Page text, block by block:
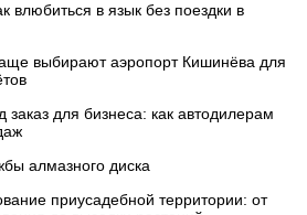
влюбиться в язык без поездки в
выбирают аэропорт Кишинёва для
для бизнеса: как автодилерам
алмазного диска
приусадебной территории: от